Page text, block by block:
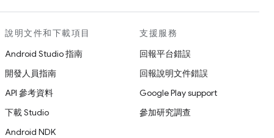
說明文件和下載項目
Android Studio 指南
開發人員指南
API 參考資料
下載 Studio
Android NDK
支援服務
回報平台錯誤
回報說明文件錯誤
Google Play support
參加研究調查